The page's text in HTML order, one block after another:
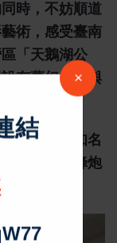
時，不妨順道
術，感受臺南
「天鵝湖公
有夢幻燈飾與
漫氛圍。
美食，如知名
體驗刺激蜂炮
。